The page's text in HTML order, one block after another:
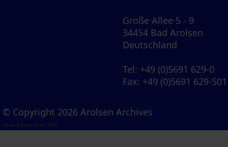
Große Allee 5 - 9
34454 Bad Arolsen
Deutschland
Tel: +49 (0)5691 629-0
Fax: +49 (0)5691 629-501
© Copyright 2026 Arolsen Archives
Visual Library Server 2026